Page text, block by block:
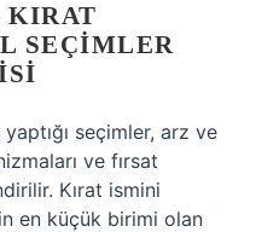
KIRAT
SEÇIMLER
seçimler, arz ve
ve fırsat
Kırat ismini
en küçük birimi olan